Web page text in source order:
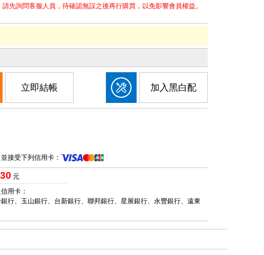
先詢問客服人員，待確認無誤之後再行購買，以免影響會員權益。
立即結帳 加入黑白配
接受下列信用卡：
元
用卡：
行、玉山銀行、台新銀行、聯邦銀行、星展銀行、永豐銀行、遠東